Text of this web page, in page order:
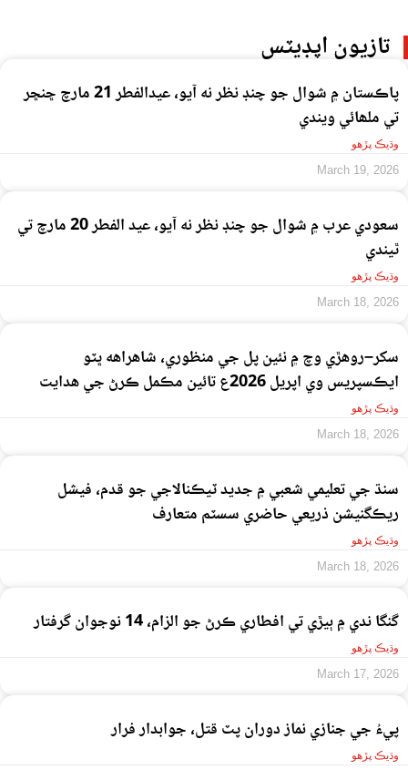
تازيون اپڊيٽس
پاڪستان ۾ شوال جو چنڊ نظر نه آيو، عيدالفطر 21 مارچ ڇنڇر
تي ملھائي ويندي
وڌيڪ پڙهو
March 19, 2026
سعودي عرب ۾ شوال جو چنڊ نظر نه آيو، عيد الفطر 20 مارچ تي
ٿيندي
وڌيڪ پڙهو
March 18, 2026
سکر–روهڙي وچ ۾ نئين پل جي منظوري، شاهراهه ڀٽو
ايڪسپريس وي اپريل 2026ع تائين مڪمل ڪرڻ جي هدايت
وڌيڪ پڙهو
March 18, 2026
سنڌ جي تعليمي شعبي ۾ جديد ٽيڪنالاجي جو قدم، فيشل
ريڪگنيشن ذريعي حاضري سسٽم متعارف
وڌيڪ پڙهو
March 18, 2026
گنگا ندي ۾ ٻيڙي تي افطاري ڪرڻ جو الزام، 14 نوجوان گرفتار
وڌيڪ پڙهو
March 17, 2026
پيءُ جي جنازي نماز دوران پٽ قتل، جوابدار فرار
وڌيڪ پڙهو